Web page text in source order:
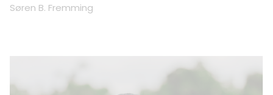
Søren B. Fremming